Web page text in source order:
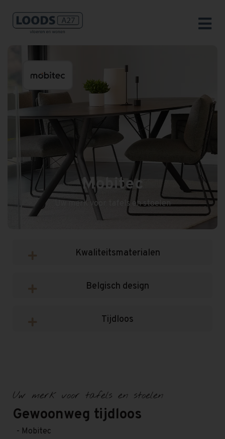
Mobitec
Uw merk voor tafels en stoelen
Kwaliteitsmaterialen
Belgisch design
Tijdloos
Uw merk voor tafels en stoelen
Gewoonweg tijdloos
- Mobitec